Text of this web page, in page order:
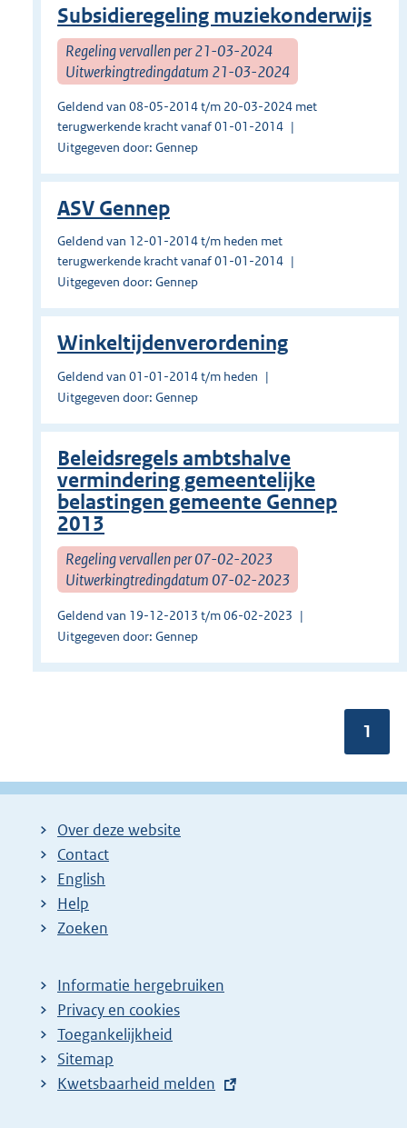
Subsidieregeling muziekonderwijs
Regeling vervallen per 21-03-2024
Uitwerkingtredingdatum 21-03-2024
Geldend van 08-05-2014 t/m 20-03-2024 met
terugwerkende kracht vanaf 01-01-2014
Uitgegeven door: Gennep
ASV Gennep
Geldend van 12-01-2014 t/m heden met
terugwerkende kracht vanaf 01-01-2014
Uitgegeven door: Gennep
Winkeltijdenverordening
Geldend van 01-01-2014 t/m heden
Uitgegeven door: Gennep
Beleidsregels ambtshalve
vermindering gemeentelijke
belastingen gemeente Gennep
2013
Regeling vervallen per 07-02-2023
Uitwerkingtredingdatum 07-02-2023
Geldend van 19-12-2013 t/m 06-02-2023
Uitgegeven door: Gennep
1
Over deze website
Contact
English
Help
Zoeken
Informatie hergebruiken
Privacy en cookies
Toegankelijkheid
Sitemap
E
Kwetsbaarheid melden